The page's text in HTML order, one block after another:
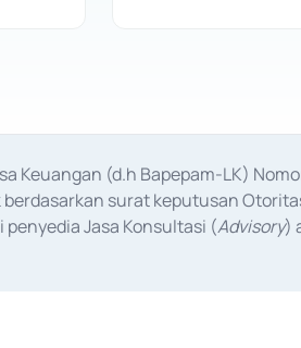
Keuangan (d.h Bapepam-LK)
berdasarkan surat keputusan
penyedia Jasa Konsultasi (Advisory)